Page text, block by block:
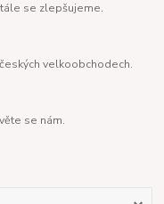
se zlepšujeme.
velkoobchodech.
se nám.